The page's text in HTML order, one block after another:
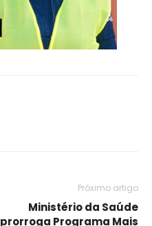
Próximo artigo
Ministério da Saúde
prorroga Programa Mais